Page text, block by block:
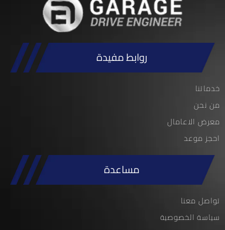
روابط مفيدة
خدماتنا
من نحن
معرض الاعامال
احجز موعد
مساعدة
تواصل معنا
سياسة الخصوصية